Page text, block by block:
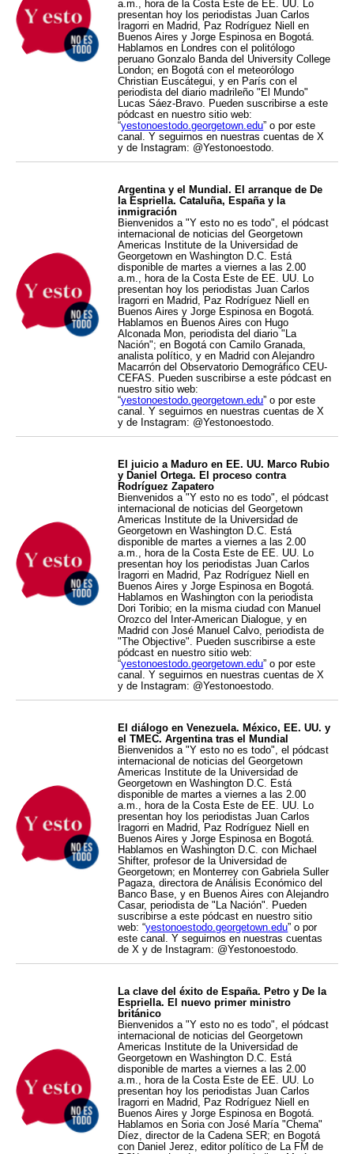
a.m., hora de la Costa Este de EE. UU. Lo
presentan hoy los periodistas Juan Carlos
Iragorri en Madrid, Paz Rodríguez Niell en
Buenos Aires y Jorge Espinosa en Bogotá.
Hablamos en Londres con el politólogo
peruano Gonzalo Banda del University College
London; en Bogotá con el meteorólogo
Christian Euscátegui, y en París con el
periodista del diario madrileño "El Mundo"
Lucas Sáez-Bravo. Pueden suscribirse a este
pódcast en nuestro sitio web:
“yestonoestodo.georgetown.edu” o por este
canal. Y seguirnos en nuestras cuentas de X
y de Instagram: @Yestonoestodo.
Argentina y el Mundial. El arranque de De
la Espriella. Cataluña, España y la
inmigración
Bienvenidos a "Y esto no es todo", el pódcast
internacional de noticias del Georgetown
Americas Institute de la Universidad de
Georgetown en Washington D.C. Está
disponible de martes a viernes a las 2.00
a.m., hora de la Costa Este de EE. UU. Lo
presentan hoy los periodistas Juan Carlos
Iragorri en Madrid, Paz Rodríguez Niell en
Buenos Aires y Jorge Espinosa en Bogotá.
Hablamos en Buenos Aires con Hugo
Alconada Mon, periodista del diario "La
Nación"; en Bogotá con Camilo Granada,
analista político, y en Madrid con Alejandro
Macarrón del Observatorio Demográfico CEU-
CEFAS. Pueden suscribirse a este pódcast en
nuestro sitio web:
“yestonoestodo.georgetown.edu” o por este
canal. Y seguirnos en nuestras cuentas de X
y de Instagram: @Yestonoestodo.
El juicio a Maduro en EE. UU. Marco Rubio
y Daniel Ortega. El proceso contra
Rodríguez Zapatero
Bienvenidos a "Y esto no es todo", el pódcast
internacional de noticias del Georgetown
Americas Institute de la Universidad de
Georgetown en Washington D.C. Está
disponible de martes a viernes a las 2.00
a.m., hora de la Costa Este de EE. UU. Lo
presentan hoy los periodistas Juan Carlos
Iragorri en Madrid, Paz Rodríguez Niell en
Buenos Aires y Jorge Espinosa en Bogotá.
Hablamos en Washington con la periodista
Dori Toribio; en la misma ciudad con Manuel
Orozco del Inter-American Dialogue, y en
Madrid con José Manuel Calvo, periodista de
"The Objective". Pueden suscribirse a este
pódcast en nuestro sitio web:
“yestonoestodo.georgetown.edu” o por este
canal. Y seguirnos en nuestras cuentas de X
y de Instagram: @Yestonoestodo.
El diálogo en Venezuela. México, EE. UU. y
el TMEC. Argentina tras el Mundial
Bienvenidos a "Y esto no es todo", el pódcast
internacional de noticias del Georgetown
Americas Institute de la Universidad de
Georgetown en Washington D.C. Está
disponible de martes a viernes a las 2.00
a.m., hora de la Costa Este de EE. UU. Lo
presentan hoy los periodistas Juan Carlos
Iragorri en Madrid, Paz Rodríguez Niell en
Buenos Aires y Jorge Espinosa en Bogotá.
Hablamos en Washington D.C. con Michael
Shifter, profesor de la Universidad de
Georgetown; en Monterrey con Gabriela Suller
Pagaza, directora de Análisis Económico del
Banco Base, y en Buenos Aires con Alejandro
Casar, periodista de "La Nación". Pueden
suscribirse a este pódcast en nuestro sitio
web: “yestonoestodo.georgetown.edu” o por
este canal. Y seguirnos en nuestras cuentas
de X y de Instagram: @Yestonoestodo.
La clave del éxito de España. Petro y De la
Espriella. El nuevo primer ministro
británico
Bienvenidos a "Y esto no es todo", el pódcast
internacional de noticias del Georgetown
Americas Institute de la Universidad de
Georgetown en Washington D.C. Está
disponible de martes a viernes a las 2.00
a.m., hora de la Costa Este de EE. UU. Lo
presentan hoy los periodistas Juan Carlos
Iragorri en Madrid, Paz Rodríguez Niell en
Buenos Aires y Jorge Espinosa en Bogotá.
Hablamos en Soria con José María "Chema"
Díez, director de la Cadena SER; en Bogotá
con Daniel Jerez, editor político de La FM de